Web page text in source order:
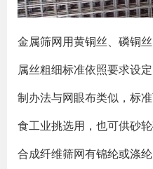
金属筛网用黄铜丝、磷铜
属丝粗细标准依照要求设
制办法与网眼布类似，标
食工业挑选用，也可供砂
合成纤维筛网有锦纶或涤纶